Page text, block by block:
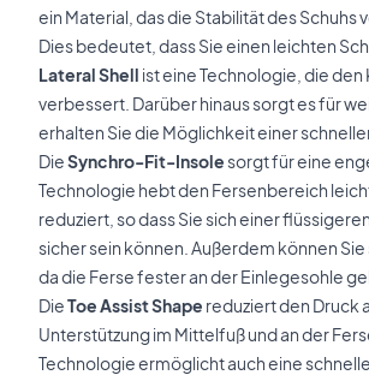
ein Material, das die Stabilität des Schuhs
Dies bedeutet, dass Sie einen leichten
Lateral Shell ist eine Technologie, die
verbessert. Darüber hinaus sorgt es für
erhalten Sie die Möglichkeit einer
DieSynchro-Fit-Insole sorgt für eine
Technologie hebt den Fersenbereich
reduziert, so dass Sie sich einer
sicher sein können. Außerdem können Sie
da die Ferse fester an der Einlegesohle
DieToe Assist Shape reduziert den Druck
Unterstützung im Mittelfuß und an der
Technologie ermöglicht auch eine